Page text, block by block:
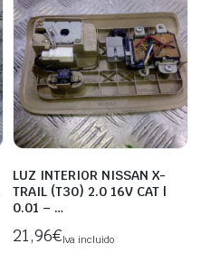
LUZ INTERIOR NISSAN X-
TRAIL (T30) 2.0 16V CAT |
0.01 – …
21,96€Iva incluido